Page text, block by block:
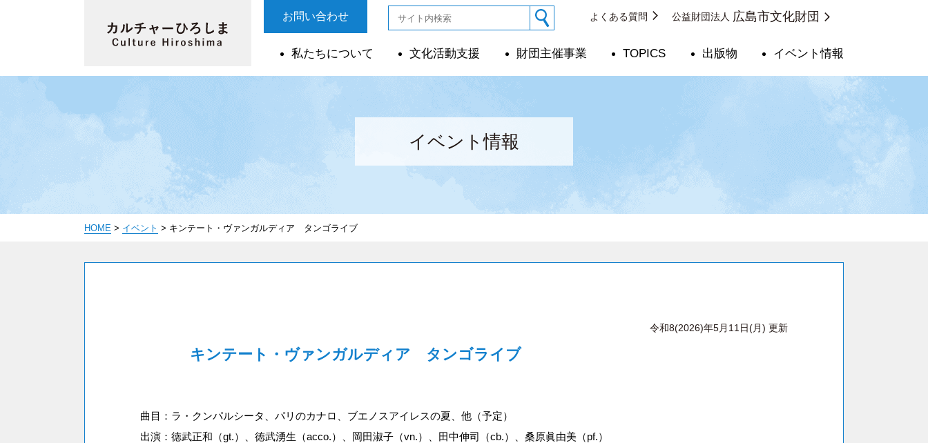
お問い合わせ よくある質問 公益財団法人 広島市文化財団
私たちについて 文化活動支援 財団主催事業 TOPICS 出版物 イベント情報
イベント情報
HOME > イベント > キンテート・ヴァンガルディア タンゴライブ
令和8(2026)年5月11日(月) 更新
キンテート・ヴァンガルディア タンゴライブ
曲目：ラ・クンパルシータ、パリのカナロ、ブエノスアイレスの夏、他（予定）
出演：徳武正和（gt.）、徳武湧生（acco.）、岡田淑子（vn.）、田中伸司（cb.）、桑原眞由美（pf.）